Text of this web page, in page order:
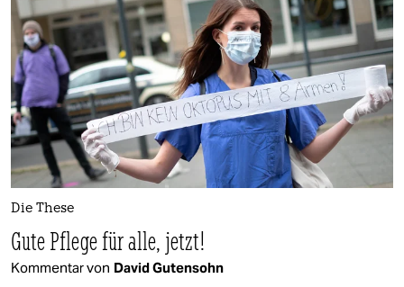
Die These
Gute Pflege für alle, jetzt!
Kommentar von David Gutensohn